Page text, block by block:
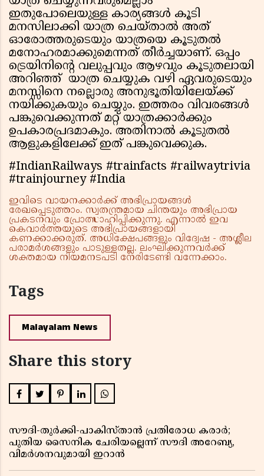
ഇതുപോലെയുള്ള കാര്യങ്ങൾ കൂടി
മനസിലാക്കി യാത്ര ചെയ്താൽ അത്
ഓരോത്തരുടെയും യാത്രയെ കൂടുതൽ
മനോഹരമാക്കുമെന്നത് തീർച്ചയാണ്. ഒപ്പം
ട്രെയിനിൻ്റെ വലുപ്പവും ആഴവും കൂടുതലായി
അറിഞ്ഞ് യാത്ര ചെയ്യുക വഴി ഏവരുടെയും
മനസ്സിനെ നല്ലൊരു അനുഭൂതിയിലേയ്ക്ക്
നയിക്കുകയും ചെയ്യും. ഇത്തരം വിവരങ്ങൾ
പങ്കുവെക്കുന്നത് മറ്റ് യാത്രക്കാർക്കും
ഉപകാരപ്രദമാകും. അതിനാൽ കൂടുതൽ
ആളുകളിലേക്ക് ഇത് പങ്കുവെക്കുക.
#IndianRailways #trainfacts #railwaytrivia
#trainjourney #India
ഇവിടെ വായനക്കാർക്ക് അഭിപ്രായങ്ങൾ
രേഖപ്പെടുത്താം. സ്വതന്ത്രമായ ചിന്തയും അഭിപ്രായ
പ്രകടനവും പ്രോത്സാഹിപ്പിക്കുന്നു. എന്നാൽ ഇവ
കെവാർത്തയുടെ അഭിപ്രായങ്ങളായി
കണക്കാക്കരുത്. അധിക്ഷേപങ്ങളും വിദ്വേഷ - അശ്ലീല
പരാമർശങ്ങളും പാടുള്ളതല്ല. ലംഘിക്കുന്നവർക്ക്
ശക്തമായ നിയമനടപടി നേരിടേണ്ടി വന്നേക്കാം.
Tags
Malayalam News
Share this story
സൗദി-തുർക്കി-പാകിസ്താൻ പ്രതിരോധ കരാർ;
പുതിയ സൈനിക ചേരിയല്ലെന്ന് സൗദി അറേബ്യ,
വിമർശനവുമായി ഇറാൻ